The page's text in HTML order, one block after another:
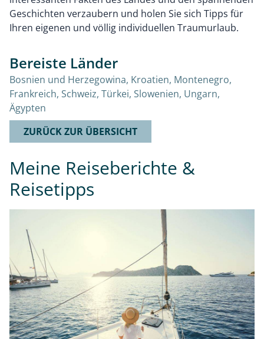
Geschichten verzaubern und holen Sie sich Tipps für
Ihren eigenen und völlig individuellen Traumurlaub.
Bereiste Länder
Bosnien und Herzegowina, Kroatien, Montenegro,
Frankreich, Schweiz, Türkei, Slowenien, Ungarn,
Ägypten
ZURÜCK ZUR ÜBERSICHT
Meine Reiseberichte &
Reisetipps